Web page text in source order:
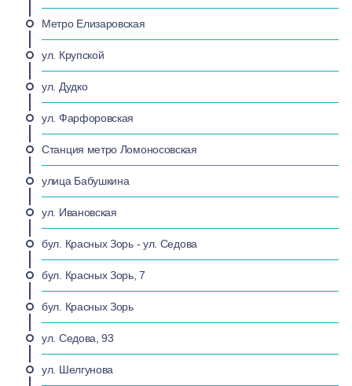
Метро Елизаровская
ул. Крупской
ул. Дудко
ул. Фарфоровская
Станция метро Ломоносовская
улица Бабушкина
ул. Ивановская
бул. Красных Зорь - ул. Седова
бул. Красных Зорь, 7
бул. Красных Зорь
ул. Седова, 93
ул. Шелгунова